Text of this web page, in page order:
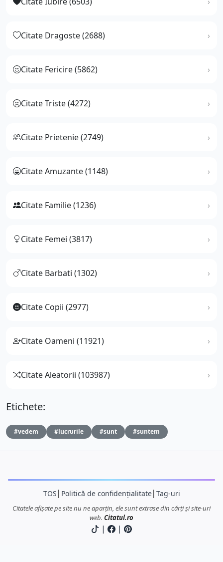
Citate Dragoste (2688)
Citate Fericire (5862)
Citate Triste (4272)
Citate Prietenie (2749)
Citate Amuzante (1148)
Citate Familie (1236)
Citate Femei (3817)
Citate Barbati (1302)
Citate Copii (2977)
Citate Oameni (11921)
Citate Aleatorii (103987)
Etichete:
#vedem #lucrurile #sunt #suntem
TOS Politică de confidențialitate│ Tag-uri
Citatele afișate pe site nu ne aparțin, ele sunt extrase din cărți și site-uri
web. Citatul.ro
| |